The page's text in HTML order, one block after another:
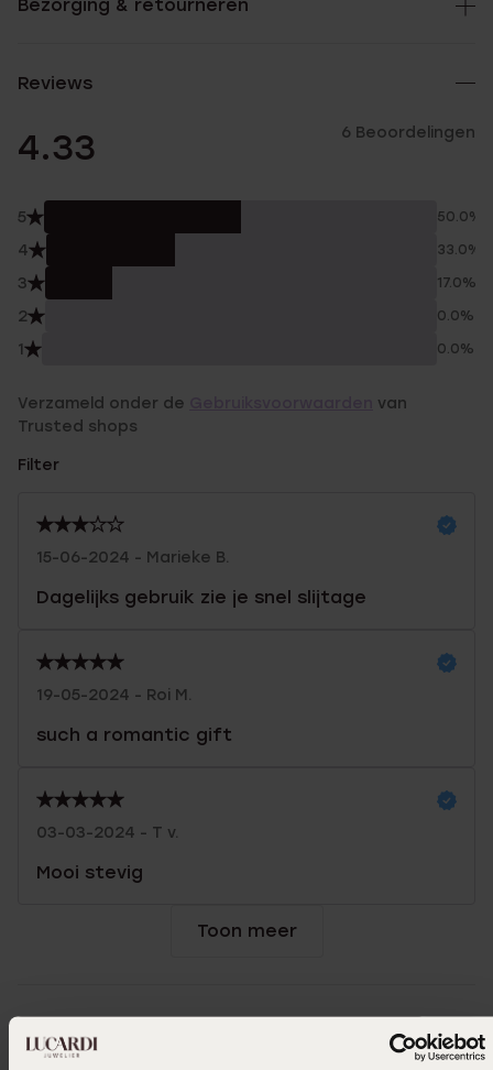
Bezorging & retourneren
Reviews
4.33 6 Beoordelingen
5 50.0%
4 33.0%
3 17.0%
2 0.0%
1 0.0%
Verzameld onder de
van
Trusted shops
Filter
15-06-2024 - Marieke B.
Dagelijks gebruik zie je snel slijtage
19-05-2024 - Roi M.
such a romantic gift
03-03-2024 - T v.
Mooi stevig
Toon meer